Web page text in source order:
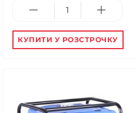
КУПИТИ У РОЗСТРОЧКУ